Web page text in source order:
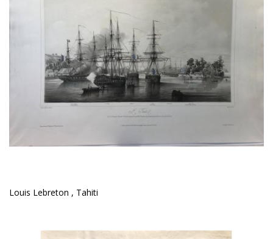
Louis Lebreton , Tahiti